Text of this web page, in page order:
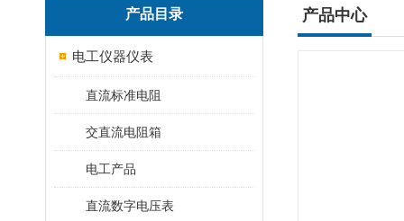
产品目录
电工仪器仪表
直流标准电阻
交直流电阻箱
电工产品
直流数字电压表
产品中心